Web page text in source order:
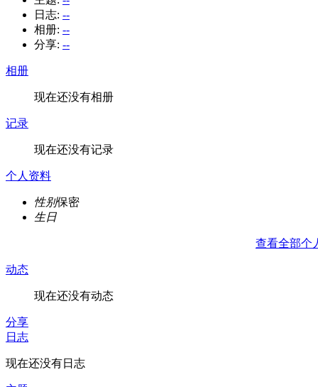
日志: --
相册: --
分享: --
相册
现在还没有相册
记录
现在还没有记录
个人资料
性别保密
生日
查看全部个
动态
现在还没有动态
分享
日志
现在还没有日志